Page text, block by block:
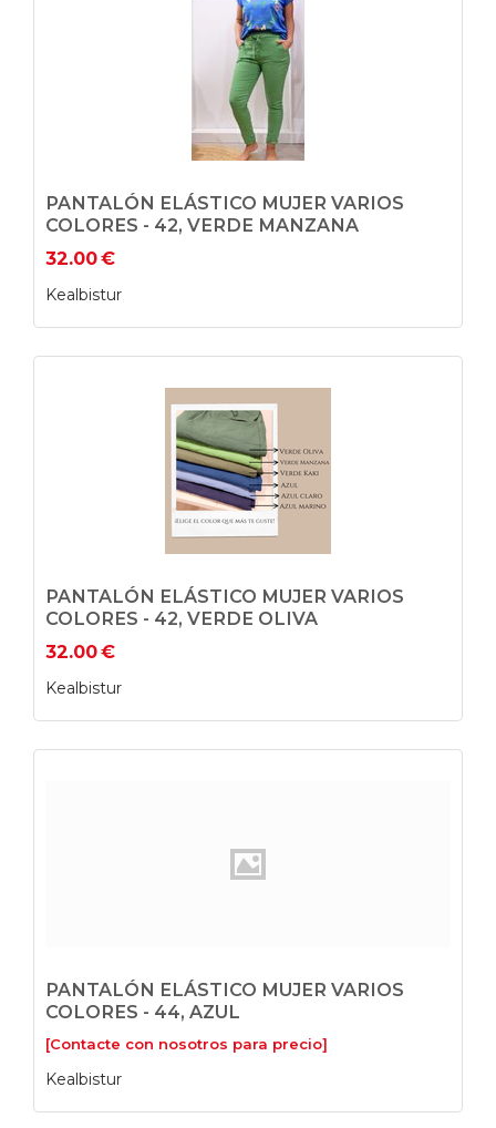
PANTALÓN ELÁSTICO MUJER VARIOS
COLORES - 42, VERDE MANZANA
32.00€
Kealbistur
PANTALÓN ELÁSTICO MUJER VARIOS
COLORES - 42, VERDE OLIVA
32.00€
Kealbistur
PANTALÓN ELÁSTICO MUJER VARIOS
COLORES - 44, AZUL
[Contacte con nosotros para precio]
Kealbistur